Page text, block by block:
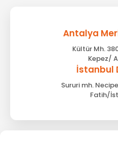
Antalya
Kültür Mh.
Kepez/
İstanbul
Sururi mh.
Fatih/